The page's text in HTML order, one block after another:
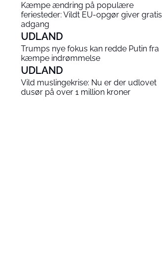
Kæmpe ændring på populære
feriesteder: Vildt EU-opgør giver gratis
adgang
UDLAND
Trumps nye fokus kan redde Putin fra
kæmpe indrømmelse
UDLAND
Vild muslingekrise: Nu er der udlovet
dusør på over 1 million kroner